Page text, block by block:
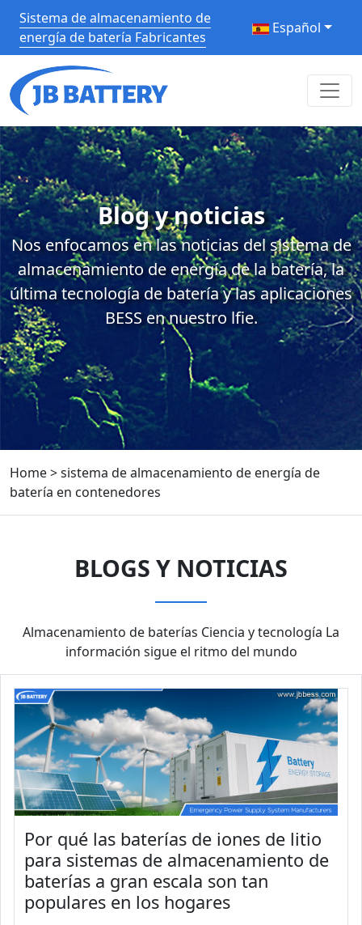
Sistema de almacenamiento de
energía de batería Fabricantes
Español
Blog y noticias
Nos enfocamos en las noticias del sistema de
almacenamiento de energía de la batería, la
última tecnología de batería y las aplicaciones
BESS en nuestro lfie.
Home>sistema de almacenamiento de energía de
batería en contenedores
BLOGS Y NOTICIAS
Almacenamiento de baterías Ciencia y tecnología La
información sigue el ritmo del mundo
Por qué las baterías de iones de litio
para sistemas de almacenamiento de
baterías a gran escala son tan
populares en los hogares